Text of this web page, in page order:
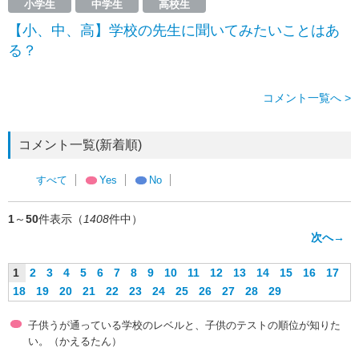
小学生 中学生 高校生
【小、中、高】学校の先生に聞いてみたいことはあ
る？
コメント一覧へ >
コメント一覧(新着順)
すべて Yes No
1～50件表示（ 1408件中）
次へ→
1 2 3 4 5 6 7 8 9 10 11 12 13 14 15 16
17
18
19 20 21 22 23 24 25 26 27 28 29
子供うが通っている学校のレベルと、子供のテストの順位が知りた
い。（かえるたん）